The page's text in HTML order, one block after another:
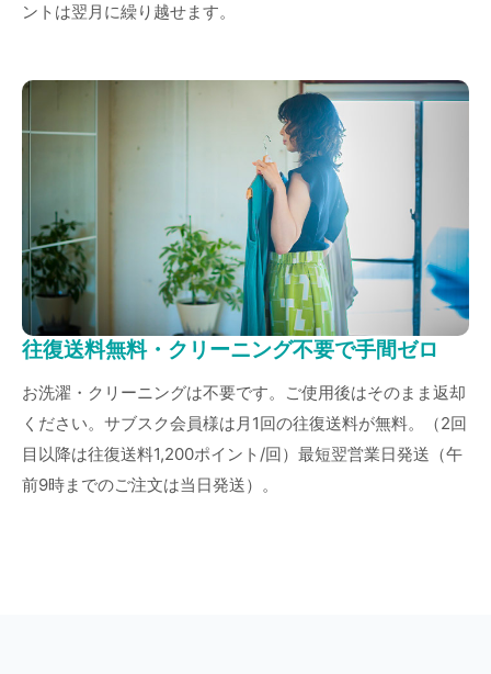
ントは翌月に繰り越せます。
往復送料無料・クリーニング不要で手間ゼロ
お洗濯・クリーニングは不要です。ご使用後はそのまま返却
ください。サブスク会員様は月1回の往復送料が無料。（2回
目以降は往復送料1,200ポイント/回）最短翌営業日発送（午
前9時までのご注文は当日発送）。